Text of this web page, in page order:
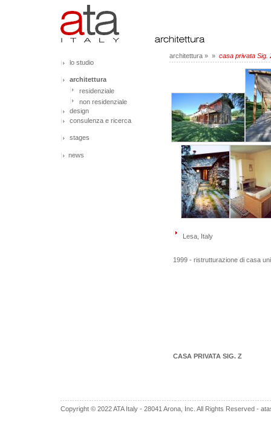
lo studio
architettura
residenziale
non residenziale
design
consulenza e ricerca
stages
news
architettura » » casa privata Sig.
Lesa, Italy
1999 - ristrutturazione di casa
CASA PRIVATA SIG. Z
Copyright © 2022 ATA Italy - 28041 Arona, Inc. All Rights Reserved -